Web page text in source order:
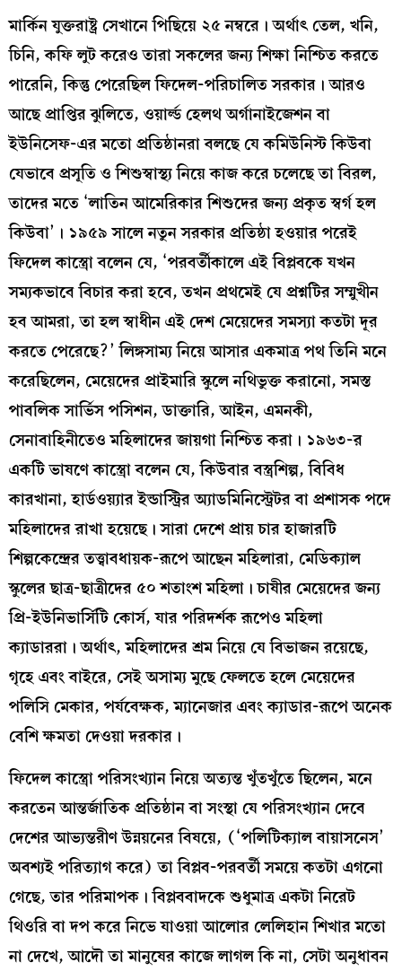
মার্কিন যুক্তরাষ্ট্র সেখানে পিছিয়ে ২৫ নম্বরে। অর্থাৎ তেল, খনি,
চিনি, কফি লুট করেও তারা সকলের জন্য শিক্ষা নিশ্চিত করতে
পারেনি, কিন্তু পেরেছিল ফিদেল-পরিচালিত সরকার। আরও
আছে প্রাপ্তির ঝুলিতে, ওয়ার্ল্ড হেলথ অর্গানাইজেশন বা
ইউনিসেফ-এর মতো প্রতিষ্ঠানরা বলছে যে কমিউনিস্ট কিউবা
যেভাবে প্রসূতি ও শিশুস্বাস্থ্য নিয়ে কাজ করে চলেছে তা বিরল,
তাদের মতে ‘লাতিন আমেরিকার শিশুদের জন্য প্রকৃত স্বর্গ হল
কিউবা’। ১৯৫৯ সালে নতুন সরকার প্রতিষ্ঠা হওয়ার পরেই
ফিদেল কাস্ত্রো বলেন যে, ‘পরবর্তীকালে এই বিপ্লবকে যখন
সম্যকভাবে বিচার করা হবে, তখন প্রথমেই যে প্রশ্নটির সম্মুখীন
হব আমরা, তা হল স্বাধীন এই দেশ মেয়েদের সমস্যা কতটা দূর
করতে পেরেছে?’ লিঙ্গসাম্য নিয়ে আসার একমাত্র পথ তিনি মনে
করেছিলেন, মেয়েদের প্রাইমারি স্কুলে নথিভুক্ত করানো, সমস্ত
পাবলিক সার্ভিস পসিশন, ডাক্তারি, আইন, এমনকী,
সেনাবাহিনীতেও মহিলাদের জায়গা নিশ্চিত করা। ১৯৬৩-র
একটি ভাষণে কাস্ত্রো বলেন যে, কিউবার বস্ত্রশিল্প, বিবিধ
কারখানা, হার্ডওয়্যার ইন্ডাস্ট্রির অ্যাডমিনিস্ট্রেটর বা প্রশাসক পদে
মহিলাদের রাখা হয়েছে। সারা দেশে প্রায় চার হাজারটি
শিল্পকেন্দ্রের তত্ত্বাবধায়ক-রূপে আছেন মহিলারা, মেডিক্যাল
স্কুলের ছাত্র-ছাত্রীদের ৫০ শতাংশ মহিলা। চাষীর মেয়েদের জন্য
প্রি-ইউনিভার্সিটি কোর্স, যার পরিদর্শক রূপেও মহিলা
ক্যাডাররা। অর্থাৎ, মহিলাদের শ্রম নিয়ে যে বিভাজন রয়েছে,
গৃহে এবং বাইরে, সেই অসাম্য মুছে ফেলতে হলে মেয়েদের
পলিসি মেকার, পর্যবেক্ষক, ম্যানেজার এবং ক্যাডার-রূপে অনেক
বেশি ক্ষমতা দেওয়া দরকার।
ফিদেল কাস্ত্রো পরিসংখ্যান নিয়ে অত্যন্ত খুঁতখুঁতে ছিলেন, মনে
করতেন আন্তর্জাতিক প্রতিষ্ঠান বা সংস্থা যে পরিসংখ্যান দেবে
দেশের আভ্যন্তরীণ উন্নয়নের বিষয়ে, (‘পলিটিক্যাল বায়াসনেস’
অবশ্যই পরিত্যাগ করে) তা বিপ্লব-পরবর্তী সময়ে কতটা এগনো
গেছে, তার পরিমাপক। বিপ্লববাদকে শুধুমাত্র একটা নিরেট
থিওরি বা দপ করে নিভে যাওয়া আলোর লেলিহান শিখার মতো
না দেখে, আদৌ তা মানুষের কাজে লাগল কি না, সেটা অনুধাবন